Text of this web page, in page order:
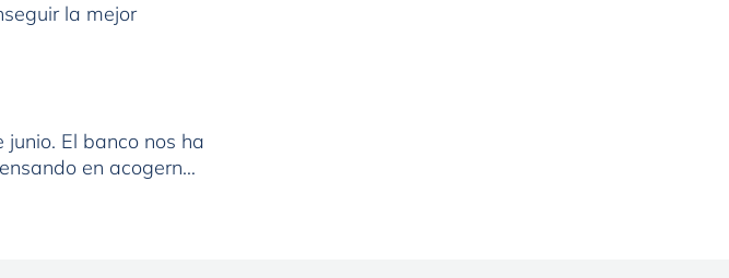
la mejor
El banco nos ha
en acogernos
en el futuro con